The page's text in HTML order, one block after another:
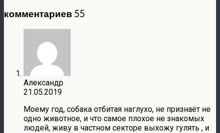
комментариев 55
Александр
21.05.2019
Моему год, собака отбитая наглухо, не признаёт не
одно животное, и что самое плохое не знакомых
людей, живу в частном секторе выхожу гулять , и